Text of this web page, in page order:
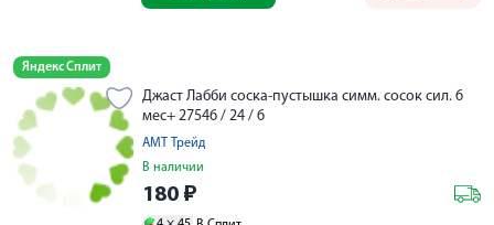
Яндекс Сплит
Джаст Лабби соска-пустышка симм. сосок сил. 6
мес+ 27546 / 24 / 6
АМТ Трейд
В наличии
180 ₽